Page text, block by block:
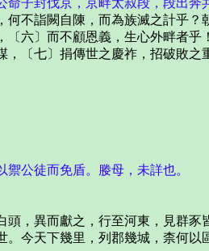
不詣闕自陳，而為族滅之計乎？
六〕而不顧恩義，生心外畔者乎
〔七〕捐傳世之慶祚，招破敗之
公徒而免盾。媵母，未詳也。
，異而獻之，行至河東，見群豕
今天下幾里，列郡幾城，柰何以